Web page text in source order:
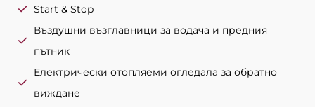
Start & Stop
Въздушни възглавници за водача и предния
пътник
Електрически отопляеми огледала за обратно
виждане